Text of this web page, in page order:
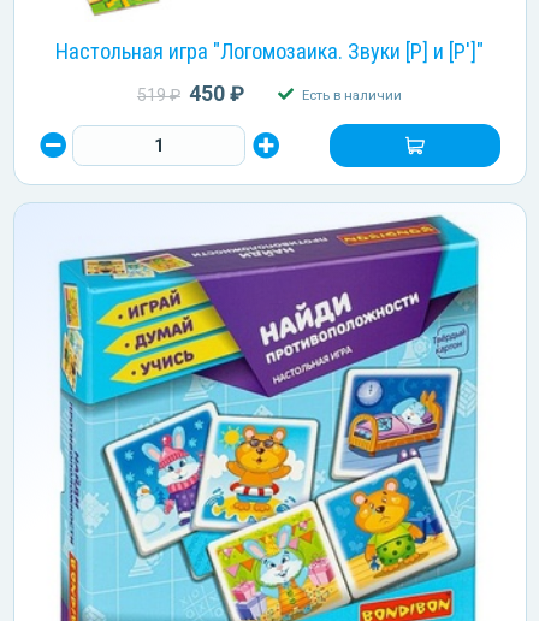
Настольная игра "Логомозаика. Звуки [Р] и [Р']"
519 ₽ 450 ₽ Есть в наличии